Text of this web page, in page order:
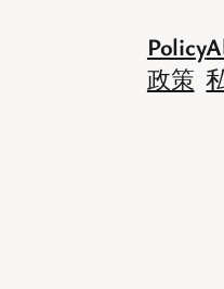
Policy
政策